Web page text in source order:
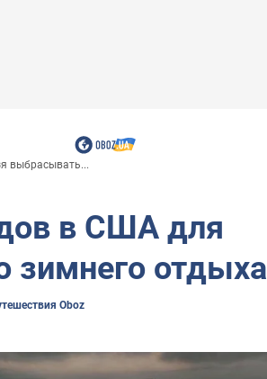
выбрасывать...
в США для
зимнего отдыха
Oboz